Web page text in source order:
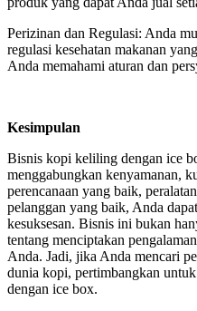
Perizinan dan Regulasi: Anda
regulasi kesehatan makanan
Anda memahami aturan dan
Kesimpulan
Bisnis kopi keliling dengan ice
menggabungkan kenyamanan,
perencanaan yang baik,
pelanggan yang baik, Anda
kesuksesan. Bisnis ini bukan
tentang menciptakan
Anda. Jadi, jika Anda mencari
dunia kopi, pertimbangkan
dengan ice box.